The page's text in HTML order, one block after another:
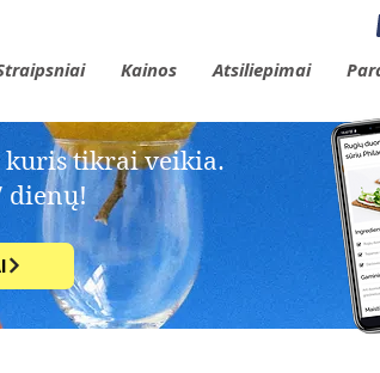
Kainos Atsiliepimai
kuris tikrai veikia.​
dienų!